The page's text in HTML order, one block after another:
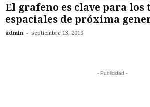
El grafeno es clave para los
espaciales de próxima
admin - septiembre 13, 2019
- Publicidad -